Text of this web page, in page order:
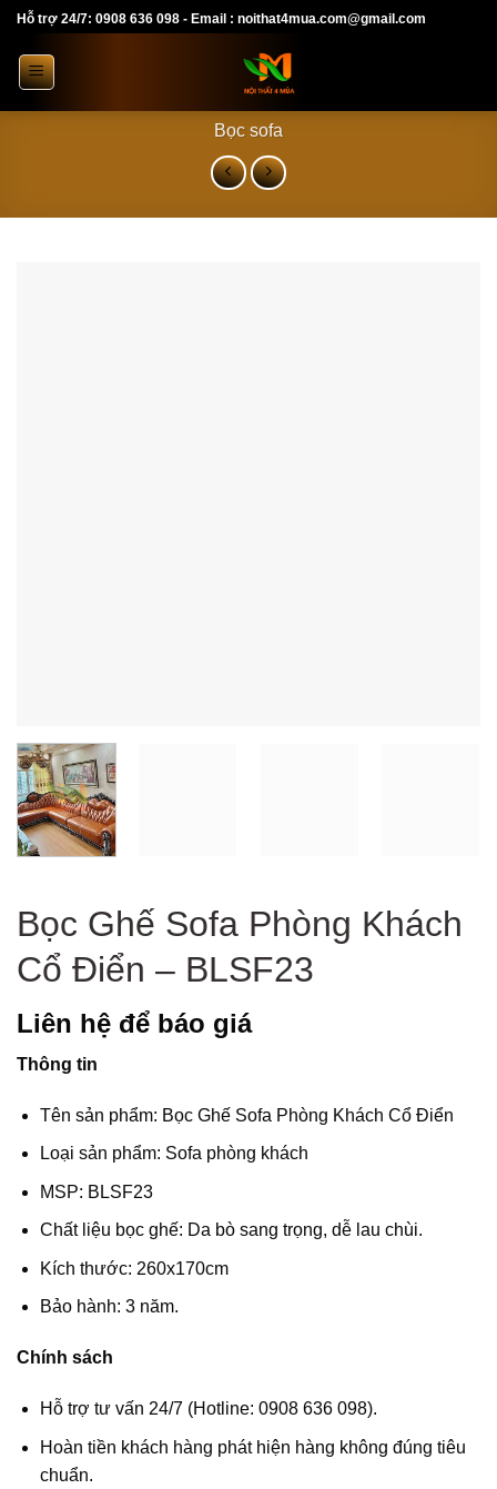
Skip
content
Hỗ trợ 24/7: 0908 636 098 - Email : noithat4mua.com@gmail.com
Bọc sofa
Bọc Ghế Sofa Phòng Khách
Cổ Điển – BLSF23
Liên hệ để báo giá
Thông tin
Tên sản phẩm: Bọc Ghế Sofa Phòng Khách Cổ Điển
Loại sản phẩm: Sofa phòng khách
MSP: BLSF23
Chất liệu bọc ghế: Da bò sang trọng, dễ lau chùi.
Kích thước: 260x170cm
Bảo hành: 3 năm.
Chính sách
Hỗ trợ tư vấn 24/7 (Hotline: 0908 636 098).
Hoàn tiền khách hàng phát hiện hàng không đúng tiêu
chuẩn.